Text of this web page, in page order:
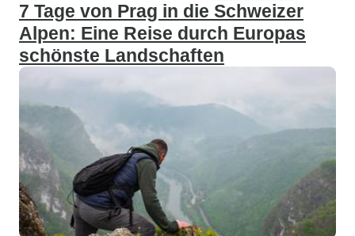
7 Tage von Prag in die Schweizer
Alpen: Eine Reise durch Europas
schönste Landschaften